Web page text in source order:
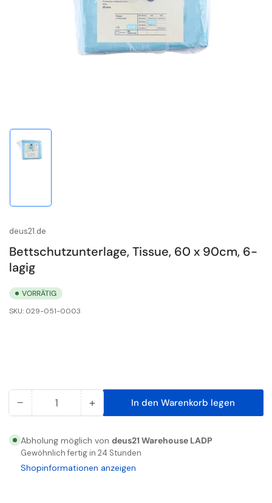
in
Modal
öffnen
deus21.de
Bettschutzunterlage, Tissue, 60 x 90cm, 6-
lagig
VORRÄTIG
SKU: 029-051-0003
− Menge
für
Bettschutzunterlage,
Tissue,
Anzahl +Menge
für
Bettschutzunterlage,
Tissue,
In den Warenkorb legen
Abholung möglich von deus21 Warehouse LADP
Gewöhnlich fertig in 24 Stunden
Shopinformationen anzeigen